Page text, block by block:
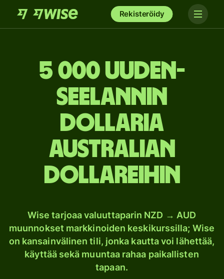
Rekisteröidy
5 000 Uuden-
Seelannin
dollaria
Australian
dollareihin
Wise tarjoaa valuuttaparin NZD → AUD
muunnokset markkinoiden keskikurssilla; Wise
on kansainvälinen tili, jonka kautta voi lähettää,
käyttää sekä muuntaa rahaa paikallisten
tapaan.